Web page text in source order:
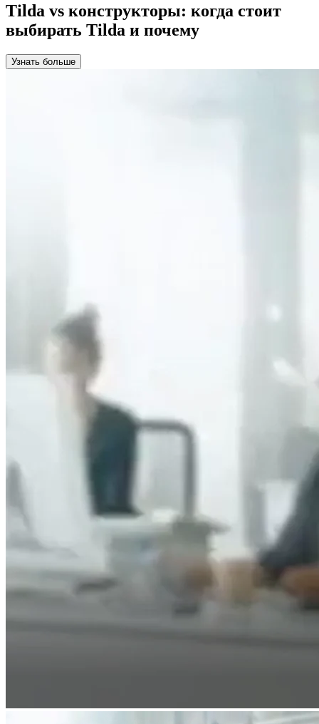
Tilda vs конструкторы: когда стоит
выбирать Tilda и почему
Узнать больше